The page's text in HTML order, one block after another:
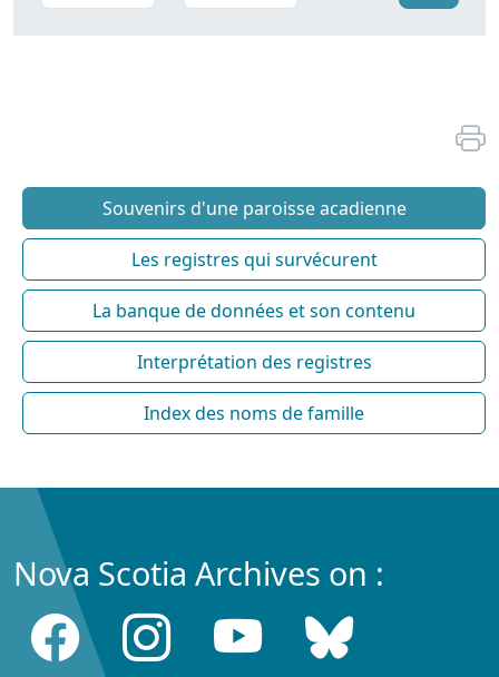
Souvenirs d'une paroisse acadienne
Les registres qui survécurent
La banque de données et son contenu
Interprétation des registres
Index des noms de famille
Nova Scotia Archives on :